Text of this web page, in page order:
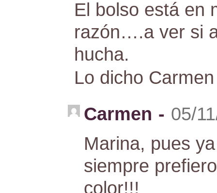
El bolso está en
razón….a ver si
hucha.
Lo dicho
Carmen - 05/
Marina, pues
siempre
color!!!